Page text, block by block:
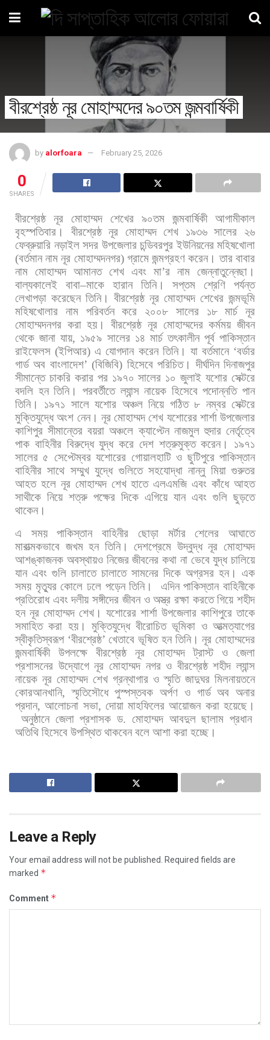
বীরশ্রেষ্ঠ নূর মোহাম্মদের ৯০তম জন্মবার্ষিকী
by alorfoara February 25, 2026
0
SHARES
বীরশ্রেষ্ঠ নূর মোহাম্মদ শেখের ৯০তম জন্মবার্ষিকী
আগামীকাল
বৃহস্পতিবার।
বীরশ্রেষ্ঠ নূর মোহাম্মদ শেখ ১৯৩৬ সালের
২৬
ফেব্রুয়ারি নড়াইল সদর উপজেলার চন্ডিবরপুর ইউনিয়নের মহিষখোলা
(বর্তমান নাম নূর মোহাম্মদনগর) গ্রামে জন্মগ্রহণ করেন। তার বাবার
নাম মোহাম্মদ আমানত শেখ এবং মা’র নাম জেন্নাতুন্নেছা।
বাল্যকালেই
বাবা–মাকে হারান তিনি। সপ্তম শ্রেণি
পর্যন্ত
লেখাপড়া করেছেন তিনি। বীরশ্রেষ্ঠ নূর মোহাম্মদ শেখের জন্মভূমি
মহিষখোলার
নাম পরিবর্তন করে ২০০৮ সালের ১৮ মার্চ
নূর
মোহাম্মদনগর করা হয়। বীরশ্রেষ্ঠ নূর মোহাম্মদের কর্মময় জীবন
থেকে জানা যায়, ১৯৫৯ সালের ১৪ মার্চ তৎকালীন পূর্ব পাকিস্তান
রাইফেলস (ইপিআর)এ যোগদান করেন তিনি। যা বর্তমানে‘বর্ডার
গার্ড অব বাংলাদেশ’ (বিজিবি) হিসেবে পরিচিত। দীর্ঘদিন দিনাজপুর
সীমান্তে চাকরি করার পর ১৯৭০ সালের ১০ জুলাই যশোর সেক্টরে
বদলি হন তিনি। পরবর্তীতে ল্যান্স নায়েক হিসেবে পদোন্নতি পান
তিনি।
১৯৭১ সালে যশোর অঞ্চল নিয়ে গঠিত ৮ নম্বর সেক্টরে
মুক্তিযুদ্ধে অংশ নেন। নূর মোহাম্মদ শেখ যশোরের শার্শা উপজেলার
কাশিপুর সীমান্তের বয়রা অঞ্চলে ক্যাপ্টেন নাজমুল হুদার নের্তৃত্বে
পাক বাহিনীর বিরুদ্ধে যুদ্ধ করে দেশ শত্রুমুক্ত করেন।
১৯৭১
সালের ৫ সেপ্টেম্বর যশোরের গোয়ালহাটি ও ছুটিপুরে পাকিস্তান
বাহিনীর সাথে সম্মুখ যুদ্ধে গুলিতে সহযোদ্ধা নান্নু মিয়া গুরুতর
আহত হলে নূর মোহাম্মদ শেখ হাতে এলএমজি এবং কাঁধে আহত
সাথীকে নিয়ে শত্রু পক্ষের দিকে এগিয়ে যান এবং গুলি ছুড়তে
থাকেন।
এ
সময় পাকিস্তান বাহিনীর ছোড়া মর্টার শেলের
আঘাতে
মারাত্মকভাবে জখম হন তিনি। দেশপ্রেমে উদ্বুদ্ধ নূর মোহাম্মদ
আশঙ্কাজনক অবস্থায়ও নিজের জীবনের কথা না ভেবে যুদ্ধ চালিয়ে
যান এবং গুলি চালাতে চালাতে সামনের দিকে অগ্রসর হন। এক
সময় মৃত্যুর কোলে ঢলে পড়েন তিনি। এদিন পাকিস্তান বাহিনীকে
প্রতিরোধ এবং দলীয় সঙ্গীদের জীবন ও অস্ত্র রক্ষা করতে গিয়ে শহীদ
হন নূর মোহাম্মদ শেখ। যশোরের শার্শা উপজেলার কাশিপুরে তাকে
সমাহিত করা হয়। মুক্তিযুদ্ধে বীরোচিত ভূমিকা ও আত্মত্যাগের
স্বীকৃতিস্বরূপ‘বীরশ্রেষ্ঠ’খেতাবে ভূষিত হন তিনি। নূর মোহাম্মদের
জন্মবার্ষিকী
উপলক্ষে বীরশ্রেষ্ঠ নূর মোহাম্মদ ট্রাস্ট ও
জেলা
প্রশাসনের উদ্যোগে নূর মোহাম্মদ নগর ও বীরশ্রেষ্ঠ শহীদ ল্যান্স
নায়েক নূর মোহাম্মদ শেখ গ্রন্থাগার ও স্মৃতি জাদুঘর মিলনায়তনে
কোরআনখানি,স্মৃতিসৌধে পুস্পস্তবক অর্পণ ও গার্ড অব অনার
প্রদান,আলোচনা সভা, দোয়া মাহফিলের আয়োজন করা হয়েছে।
অনুষ্ঠানে জেলা প্রশাসক ড. মোহাম্মদ আবদুল ছালাম প্রধান
অতিথি হিসেবে উপস্থিত থাকবেন বলে আশা করা হচ্ছে।
Leave a Reply
Your email address will not be published.
Required fields are
marked *
Comment *